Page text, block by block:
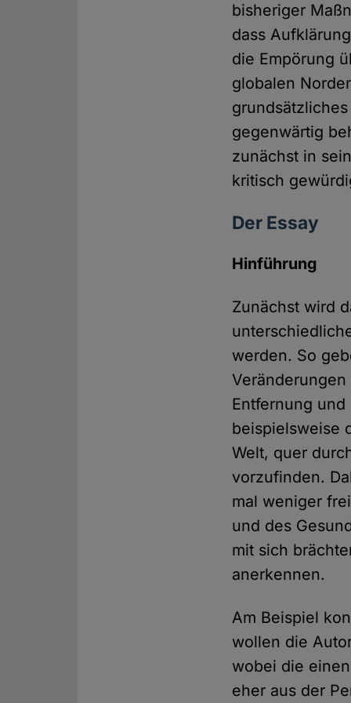
bisheriger
dass
die Empörung
globalen
gegenwärtig
zunächst in
kritisch
Der Essay
Hinführung
Zunächst wird
werden. So
Entfernung
beispielsweise
Welt, quer
vorzufinden.
mal weniger
und des
mit sich
anerkennen.
Am Beispiel
wollen die
wobei die
eher aus der